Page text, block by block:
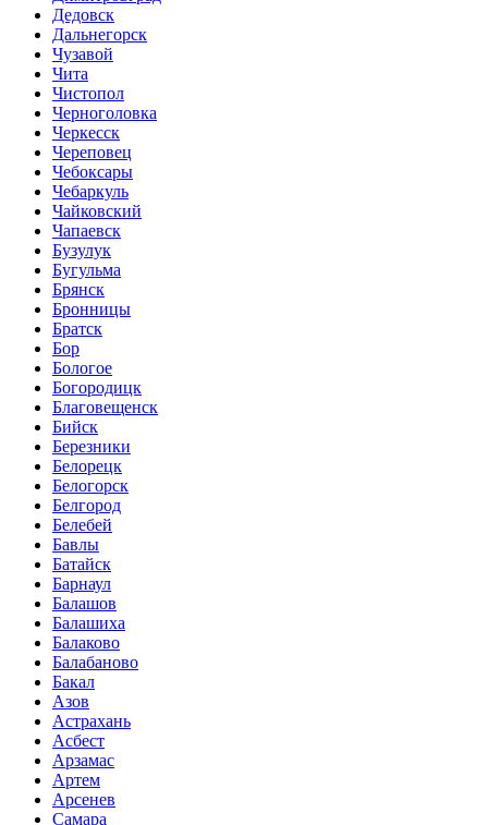
Дедовск
Дальнегорск
Чузавой
Чита
Чистопол
Черноголовка
Черкесск
Череповец
Чебоксары
Чебаркуль
Чайковский
Чапаевск
Бузулук
Бугульма
Брянск
Бронницы
Братск
Бор
Бологое
Богородицк
Благовещенск
Бийск
Березники
Белорецк
Белогорск
Белгород
Белебей
Бавлы
Батайск
Барнаул
Балашов
Балашиха
Балаково
Балабаново
Бакал
Азов
Астрахань
Асбест
Арзамас
Артем
Арсенев
Самара